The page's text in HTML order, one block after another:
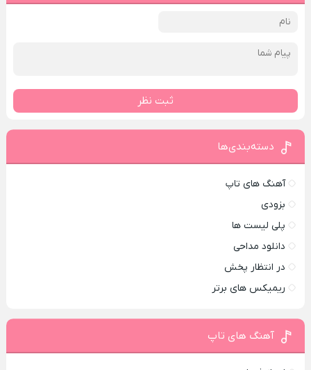
ثبت نظر
دسته‌بندی‌ها
آهنگ های تاپ
بزودی
پلی لیست ها
دانلود مداحی
در انتظار پخش
ریمیکس های برتر
آهنگ های تاپ